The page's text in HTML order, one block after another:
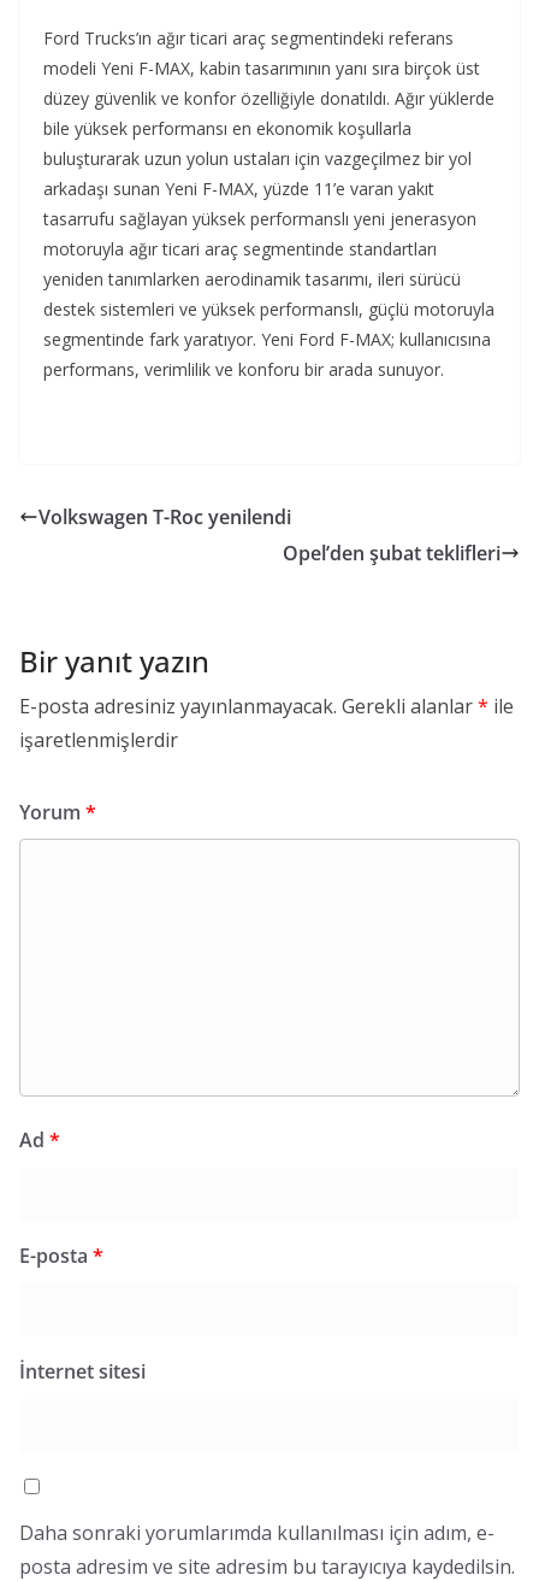
Ford Trucks’ın ağır ticari araç segmentindeki referans
modeli Yeni F-MAX, kabin tasarımının yanı sıra birçok üst
düzey güvenlik ve konfor özelliğiyle donatıldı. Ağır yüklerde
bile yüksek performansı en ekonomik koşullarla
buluşturarak uzun yolun ustaları için vazgeçilmez bir yol
arkadaşı sunan Yeni F-MAX, yüzde 11’e varan yakıt
tasarrufu sağlayan yüksek performanslı yeni jenerasyon
motoruyla ağır ticari araç segmentinde standartları
yeniden tanımlarken aerodinamik tasarımı, ileri sürücü
destek sistemleri ve yüksek performanslı, güçlü motoruyla
segmentinde fark yaratıyor. Yeni Ford F-MAX; kullanıcısına
performans, verimlilik ve konforu bir arada sunuyor.
Volkswagen T-Roc yenilendi
Opel’den şubat teklifleri
Bir yanıt yazın
E-posta adresiniz yayınlanmayacak. Gerekli alanlar* ile
işaretlenmişlerdir
Yorum *
Ad *
E-posta *
İnternet sitesi
Daha sonraki yorumlarımda kullanılması için adım, e-
posta adresim ve site adresim bu tarayıcıya kaydedilsin.